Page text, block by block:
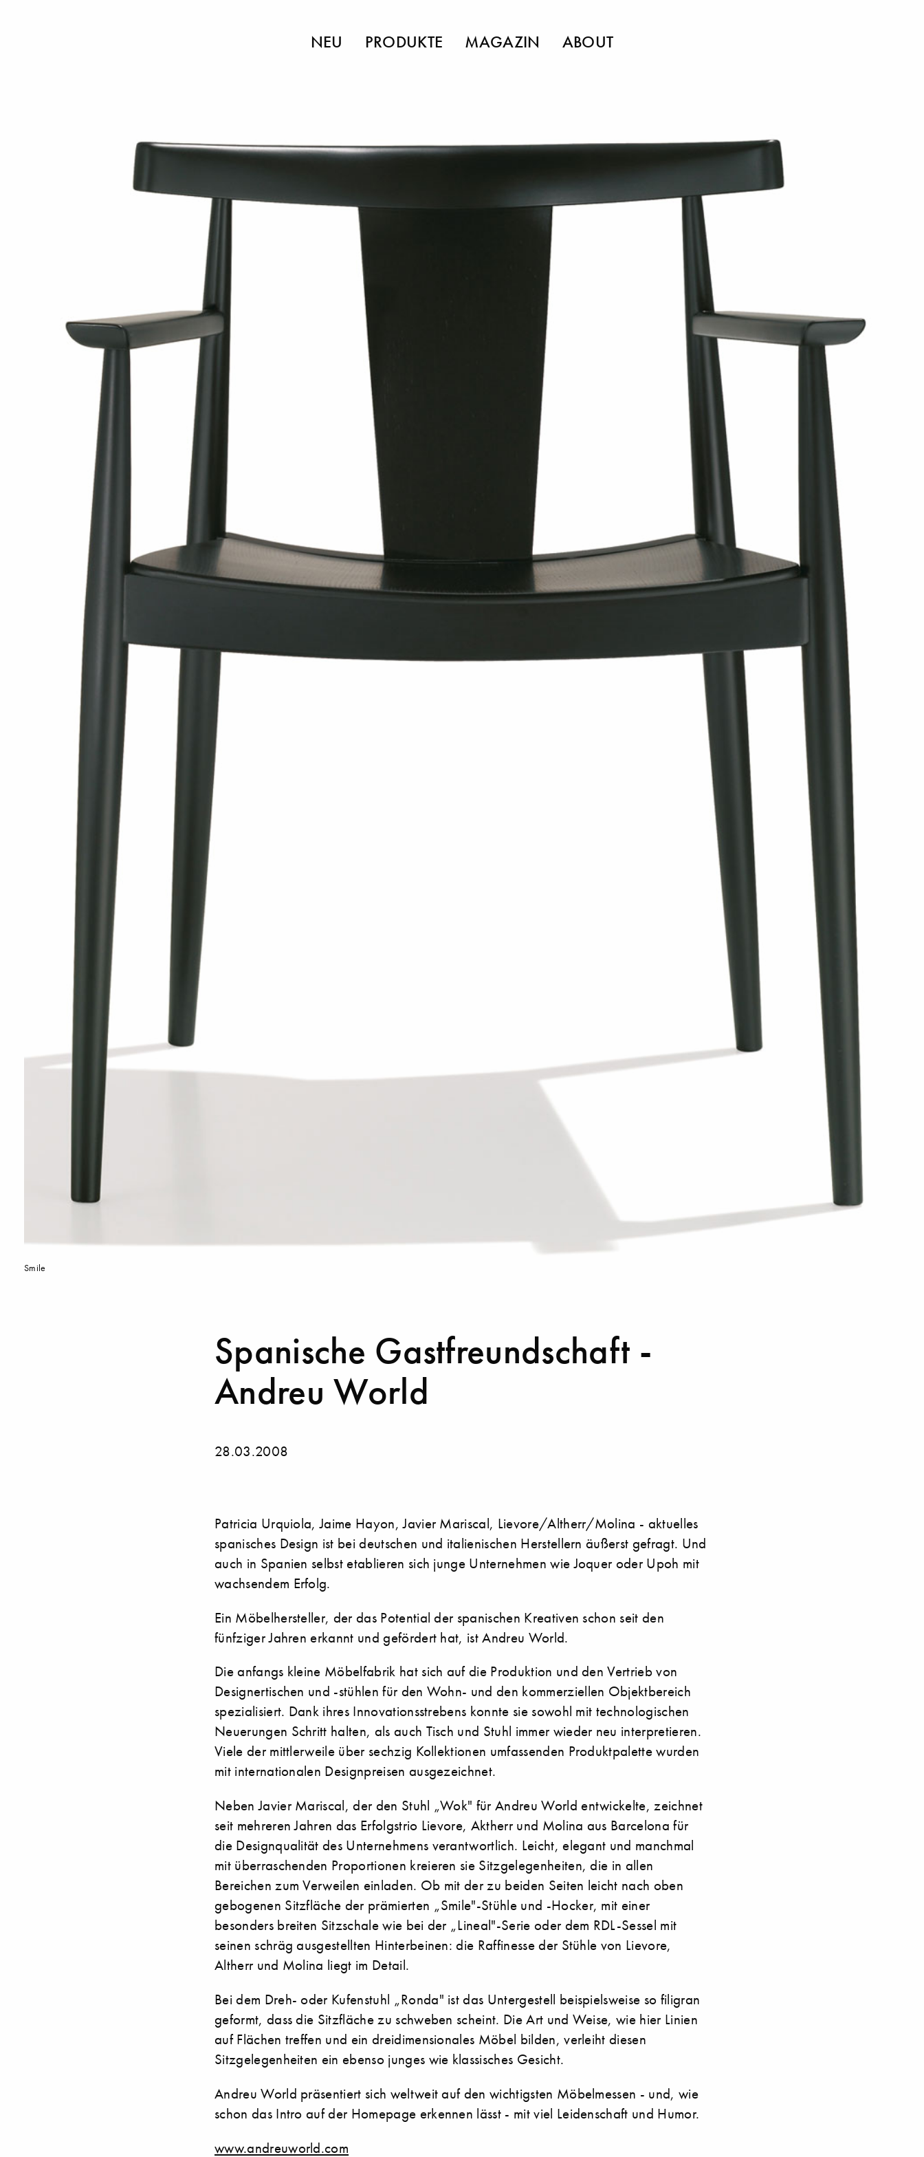
NEU PRODUKTE MAGAZIN ABOUT
Spanische Gastfreundschaft -
Andreu World
28.03.2008
Patricia Urquiola, Jaime Hayon, Javier Mariscal, Lievore/Altherr/Molina - aktuelles
spanisches Design ist bei deutschen und italienischen Herstellern äußerst gefragt. Und
auch in Spanien selbst etablieren sich junge Unternehmen wie Joquer oder Upoh mit
wachsendem Erfolg.
Ein Möbelhersteller, der das Potential der spanischen Kreativen schon seit den
fünfziger Jahren erkannt und gefördert hat, ist Andreu World.
Die anfangs kleine Möbelfabrik hat sich auf die Produktion und den Vertrieb von
Designertischen und -stühlen für den Wohn- und den kommerziellen Objektbereich
spezialisiert. Dank ihres Innovationsstrebens konnte sie sowohl mit technologischen
Neuerungen Schritt halten, als auch Tisch und Stuhl immer wieder neu interpretieren.
Viele der mittlerweile über sechzig Kollektionen umfassenden Produktpalette wurden
mit internationalen Designpreisen ausgezeichnet.
Neben Javier Mariscal, der den Stuhl „Wok" für Andreu World entwickelte, zeichnet
seit mehreren Jahren das Erfolgstrio Lievore, Aktherr und Molina aus Barcelona für
die Designqualität des Unternehmens verantwortlich. Leicht, elegant und manchmal
mit überraschenden Proportionen kreieren sie Sitzgelegenheiten, die in allen
Bereichen zum Verweilen einladen. Ob mit der zu beiden Seiten leicht nach oben
gebogenen Sitzfläche der prämierten „Smile"-Stühle und -Hocker, mit einer
besonders breiten Sitzschale wie bei der „Lineal"-Serie oder dem RDL-Sessel mit
seinen schräg ausgestellten Hinterbeinen: die Raffinesse der Stühle von Lievore,
Altherr und Molina liegt im Detail.
Bei dem Dreh- oder Kufenstuhl „Ronda" ist das Untergestell beispielsweise so filigran
geformt, dass die Sitzfläche zu schweben scheint. Die Art und Weise, wie hier Linien
auf Flächen treffen und ein dreidimensionales Möbel bilden, verleiht diesen
Sitzgelegenheiten ein ebenso junges wie klassisches Gesicht.
Andreu World präsentiert sich weltweit auf den wichtigsten Möbelmessen - und, wie
schon das Intro auf der Homepage erkennen lässt - mit viel Leidenschaft und Humor.
www.andreuworld.com
Smile